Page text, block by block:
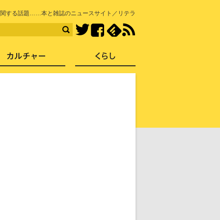
する話題……本と雑誌のニュースサイト／リテラ
TwitterFacebook
社会